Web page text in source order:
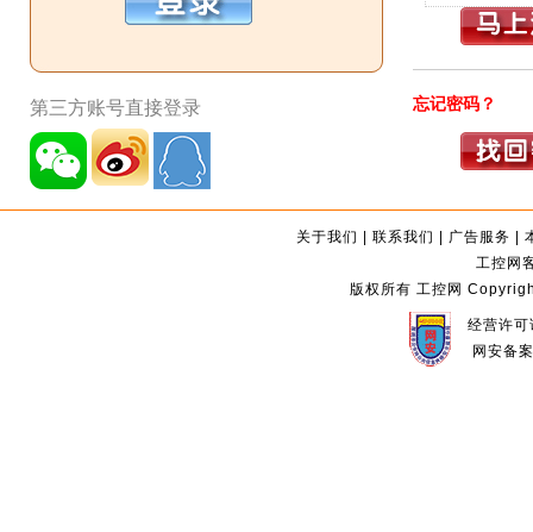
第三方账号直接登录 忘记密码？
关于我们 |联系我们 | 广告服务 |
工控网
版权所有 工控网
经营许
网安备